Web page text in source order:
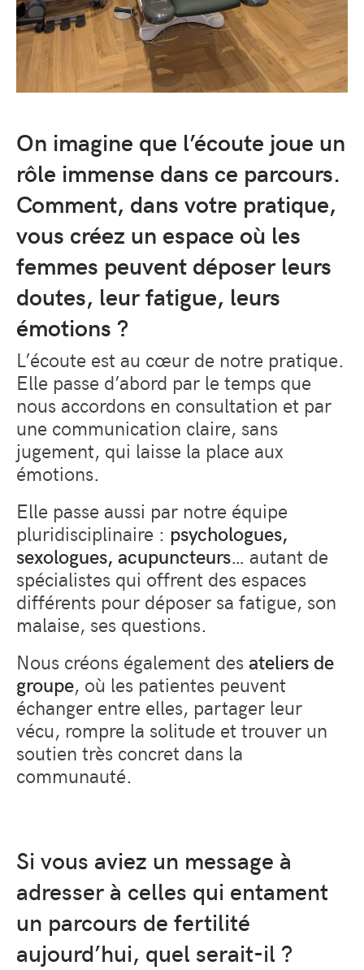
On imagine que l’écoute joue un
rôle immense dans ce parcours.
Comment, dans votre pratique,
vous créez un espace où les
femmes peuvent déposer leurs
doutes, leur fatigue, leurs
émotions ?
L’écoute est au cœur de notre pratique.
Elle passe d’abord par le temps que
nous accordons en consultation et par
une communication claire, sans
jugement, qui laisse la place aux
émotions.
Elle passe aussi par notre équipe
pluridisciplinaire : psychologues,
sexologues, acupuncteurs… autant de
spécialistes qui offrent des espaces
différents pour déposer sa fatigue, son
malaise, ses questions.
Nous créons également desateliers de
groupe, où les patientes peuvent
échanger entre elles, partager leur
vécu, rompre la solitude et trouver un
soutien très concret dans la
communauté.
Si vous aviez un message à
adresser à celles qui entament
un parcours de fertilité
aujourd’hui, quel serait-il ?